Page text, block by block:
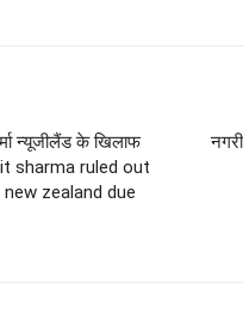
न्यूजीलैंड के खिलाफ
sharma ruled out
zealand due